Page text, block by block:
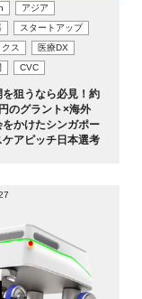
アジア
スタートアップ
クス
医療DX
CVC
を狙うなら必見！約
のグラント×海外
をかけたシンガポー
ケアピッチ日本選考